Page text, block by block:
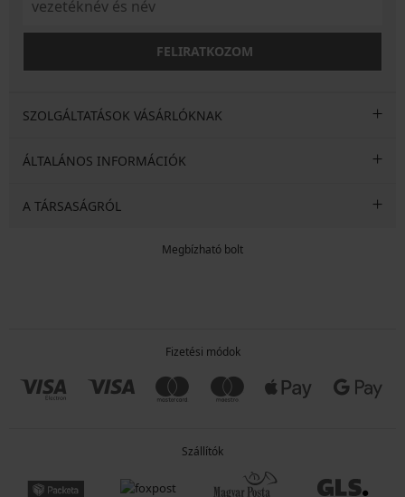
FELIRATKOZOM
SZOLGÁLTATÁSOK VÁSÁRLÓKNAK
ÁLTALÁNOS INFORMÁCIÓK
A TÁRSASÁGRÓL
Megbízható bolt
Fizetési módok
Szállítók